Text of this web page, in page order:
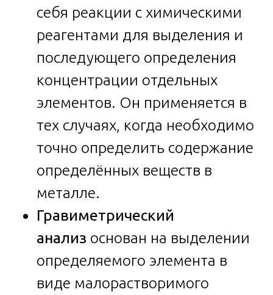
себя реакции с химическими
реагентами для выделения и
последующего определения
концентрации отдельных
элементов. Он применяется в
тех случаях, когда необходимо
точно определить содержание
определённых веществ в
металле.
Гравиметрический
анализ основан на выделении
определяемого элемента в
виде малорастворимого